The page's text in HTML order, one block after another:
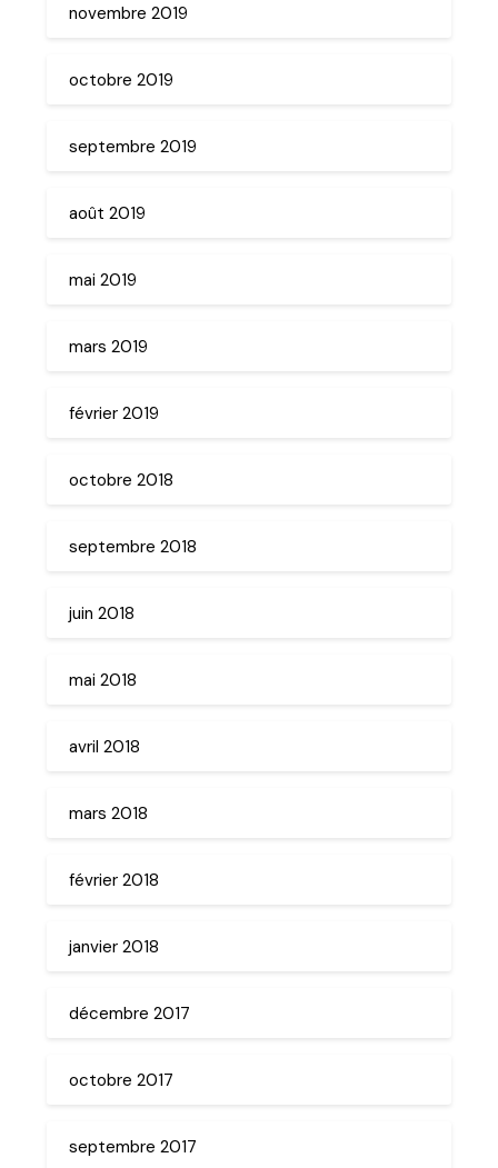
novembre 2019
octobre 2019
septembre 2019
août 2019
mai 2019
mars 2019
février 2019
octobre 2018
septembre 2018
juin 2018
mai 2018
avril 2018
mars 2018
février 2018
janvier 2018
décembre 2017
octobre 2017
septembre 2017